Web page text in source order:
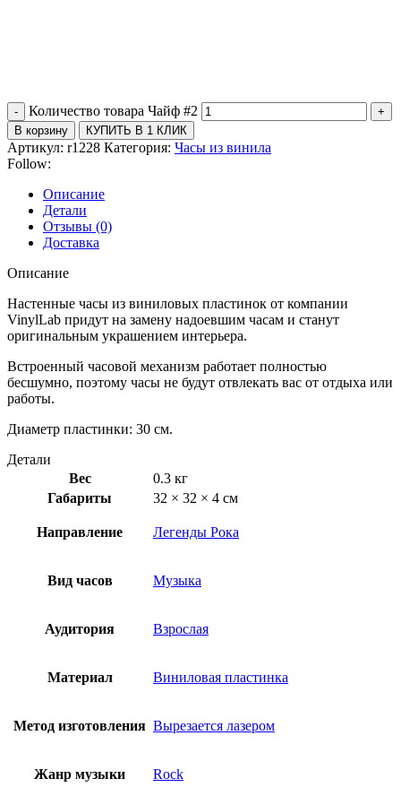
Количество товара Чайф #2
В корзину КУПИТЬ В 1 КЛИК
Артикул: r1228 Категория: Часы из винила
Follow:
Описание
Детали
Отзывы (0)
Доставка
Описание
Настенные часы из виниловых пластинок от компании
VinylLab придут на замену надоевшим часам и станут
оригинальным украшением интерьера.
Встроенный часовой механизм работает полностью
бесшумно, поэтому часы не будут отвлекать вас от отдыха или
работы.
Диаметр пластинки: 30 см.
Детали
Вес
0.3 кг
Габариты
32 × 32 × 4 см
Направление Легенды Рока
Вид часов Музыка
Аудитория Взрослая
Материал Виниловая пластинка
Метод изготовления Вырезается лазером
Жанр музыки Rock